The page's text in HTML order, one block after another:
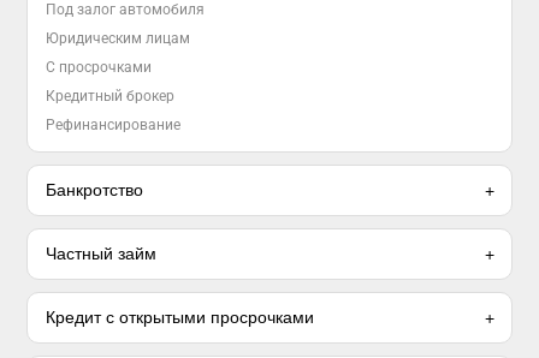
Под залог автомобиля
Юридическим лицам
С просрочками
Кредитный брокер
Рефинансирование
Банкротство
Частный займ
Кредит с открытыми просрочками